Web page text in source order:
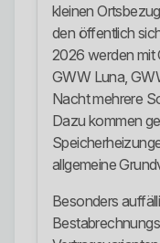
kleinen
den öffentlich
2026 werden mit
GWW Luna,
Nacht mehrere
Dazu kommen
allgemeine
Besonders